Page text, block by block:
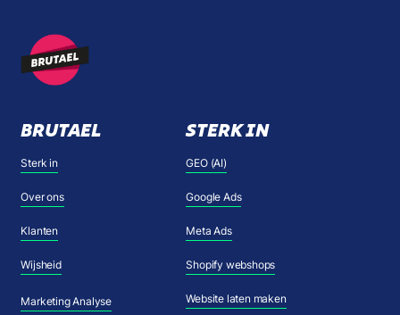
BRUTAEL
Sterk in
Over ons
Klanten
Wijsheid
Marketing Analyse
STERK IN
GEO (AI)
Google Ads
Meta Ads
Shopify webshops
Website laten maken